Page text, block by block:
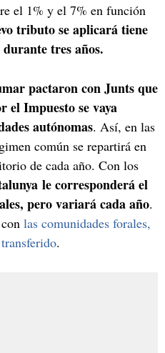
el 1% y el 7% en función
tributo se aplicará tiene
tres años.
pactaron con Junts que
el Impuesto se vaya
autónomas. Así, en las
común se repartirá en
de cada año. Con los
le corresponderá el
pero variará cada año.
las comunidades forales,
.